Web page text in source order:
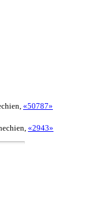
«50787»
«2943»